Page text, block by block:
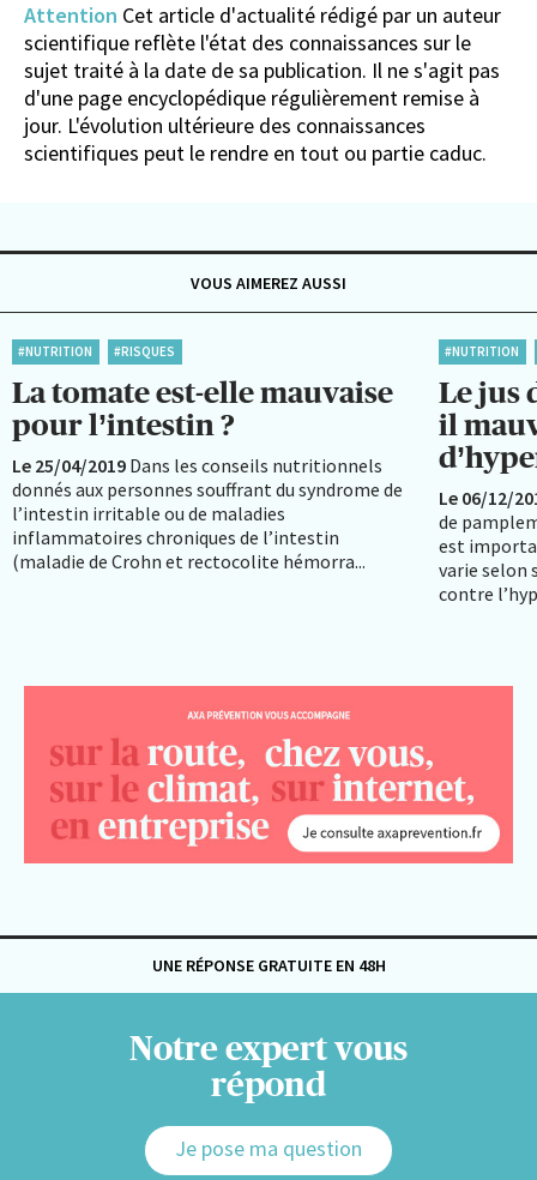
Attention Cet article d'actualité rédigé par un auteur
scientifique reflète l'état des connaissances sur le
sujet traité à la date de sa publication. Il ne s'agit pas
d'une page encyclopédique régulièrement remise à
jour. L'évolution ultérieure des connaissances
scientifiques peut le rendre en tout ou partie caduc.
VOUS AIMEREZ AUSSI
#NUTRITION #RISQUES
La tomate est-elle mauvaise
pour l’intestin ?
Le 25/04/2019 Dans les conseils nutritionnels
donnés aux personnes souffrant du syndrome de
l’intestin irritable ou de maladies
inflammatoires chroniques de l’intestin
(maladie de Crohn et rectocolite hémorra...
#NUTRITION
Le jus
il
Le 06/12/
de
est
varie selon
contre
UNE RÉPONSE GRATUITE EN 48H
Notre expert vous
répond
Je pose ma question